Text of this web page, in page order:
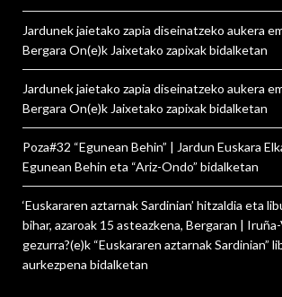
Jardunek jaietako zapia diseinatzeko aukera
Bergara On(e)k Jaixetako zapixakbidalketan
Jardunek jaietako zapia diseinatzeko aukera
Bergara On(e)k Jaixetako zapixakbidalketan
Poza#32 “Egunean Behin” | Jardun Euskara
Egunean Behin eta “Ariz-Ondo” bidalketan
‘Euskararen aztarnak Sardinian’ hitzaldia eta
bihar, azaroak 15 asteazkena, Bergaran |
gezurra?(e)k “Euskararen aztarnak Sardinian”
aurkezpena bidalketan